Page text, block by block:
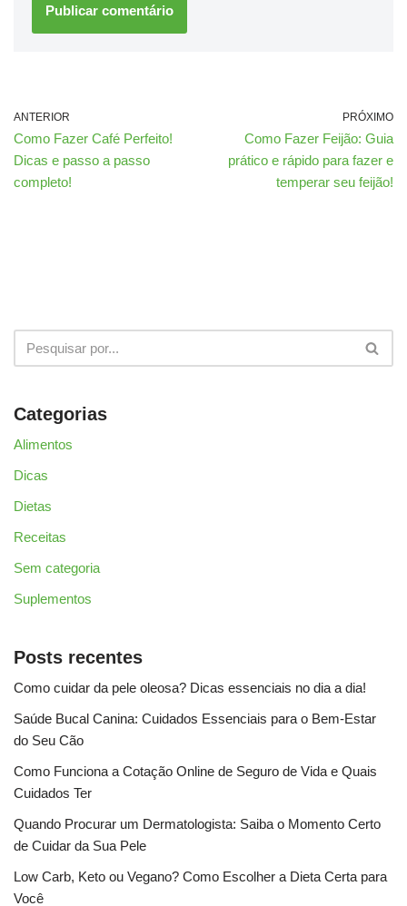
ANTERIOR
Como Fazer Café Perfeito!
Dicas e passo a passo
completo!
PRÓXIMO
Como Fazer Feijão: Guia
prático e rápido para fazer e
temperar seu feijão!
Categorias
Alimentos
Dicas
Dietas
Receitas
Sem categoria
Suplementos
Posts recentes
Como cuidar da pele oleosa? Dicas essenciais no dia a dia!
Saúde Bucal Canina: Cuidados Essenciais para o Bem-Estar
do Seu Cão
Como Funciona a Cotação Online de Seguro de Vida e Quais
Cuidados Ter
Quando Procurar um Dermatologista: Saiba o Momento Certo
de Cuidar da Sua Pele
Low Carb, Keto ou Vegano? Como Escolher a Dieta Certa para
Você